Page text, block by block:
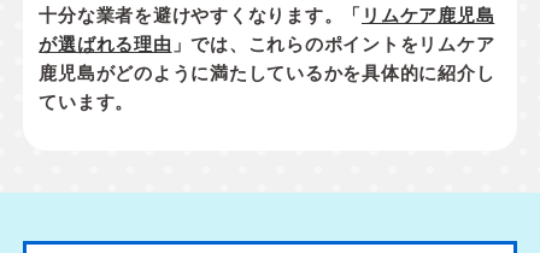
十分な業者を避けやすくなります。「 リムケア鹿児島
が選ばれる理由 」では、これらのポイントをリムケア
鹿児島がどのように満たしているかを具体的に紹介し
ています。